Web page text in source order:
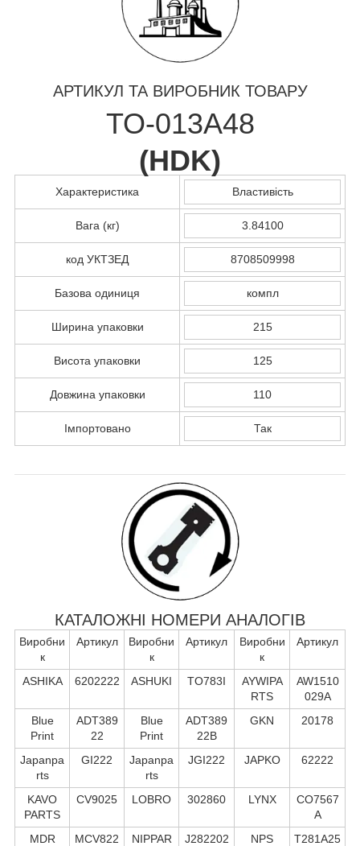
АРТИКУЛ ТА ВИРОБНИК ТОВАРУ
TO-013A48
(HDK)
Характеристика Властивість
Вага (кг) 3.84100
код УКТЗЕД 8708509998
Базова одиниця компл
Ширина упаковки 215
Висота упаковки 125
Довжина упаковки 110
Імпортовано Так
КАТАЛОЖНІ НОМЕРИ АНАЛОГІВ
Виробни
к
Артикул
Виробни
к
Артикул
Виробни
к
Артикул
ASHIKA 6202222 ASHUKI TO783I
AYWIPA
RTS
AW1510
029A
Blue
Print
ADT389
22
Blue
Print
ADT389
22B
GKN 20178
Japanpa
rts
GI222
Japanpa
rts
JGI222 JAPKO 62222
KAVO
PARTS
CV9025 LOBRO 302860 LYNX
CO7567
A
MDR
MCV822
NIPPAR
J282202
NPS T281A25